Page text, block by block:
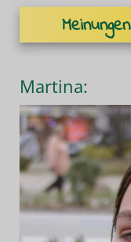
Meinungen
Martina: